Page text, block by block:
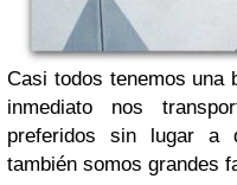
Casi todos tenemos una
inmediato nos
preferidos sin lugar a
también somos grandes